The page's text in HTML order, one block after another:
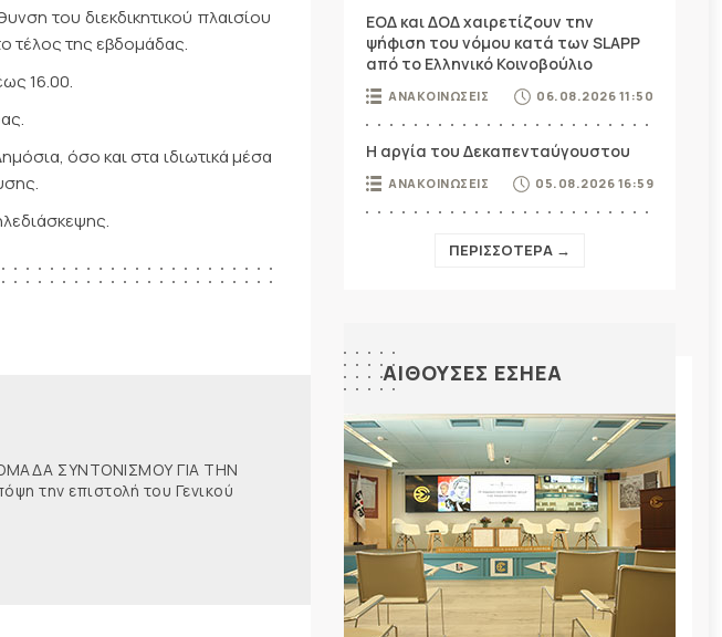
του διεκδικητικού πλαισίου
τέλος της εβδομάδας.
16.00.
όσο και στα ιδιωτικά μέσα
ΣΥΝΤΟΝΙΣΜΟΥ ΓΙΑ ΤΗΝ
την επιστολή του Γενικού
ΕΟΔ και ΔΟΔ χαιρετίζουν την
ψήφιση του νόμου κατά των SLAPP
από το Ελληνικό Κοινοβούλιο
ΑΝΑΚΟΙΝΩΣΕΙΣ 06.08.2026 11:50
Η αργία του Δεκαπενταύγουστου
ΑΝΑΚΟΙΝΩΣΕΙΣ 05.08.2026 16:59
ΠΕΡΙΣΣΟΤΕΡΑ →
ΑΙΘΟΥΣΕΣ ΕΣΗΕΑ